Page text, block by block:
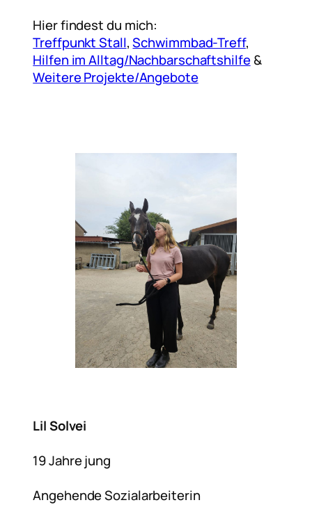
Hier findest du mich:
Treffpunkt Stall,Schwimmbad-Treff,
Hilfen im Alltag/Nachbarschaftshilfe&
Weitere Projekte/Angebote
Lil Solvei
19 Jahre jung
Angehende Sozialarbeiterin